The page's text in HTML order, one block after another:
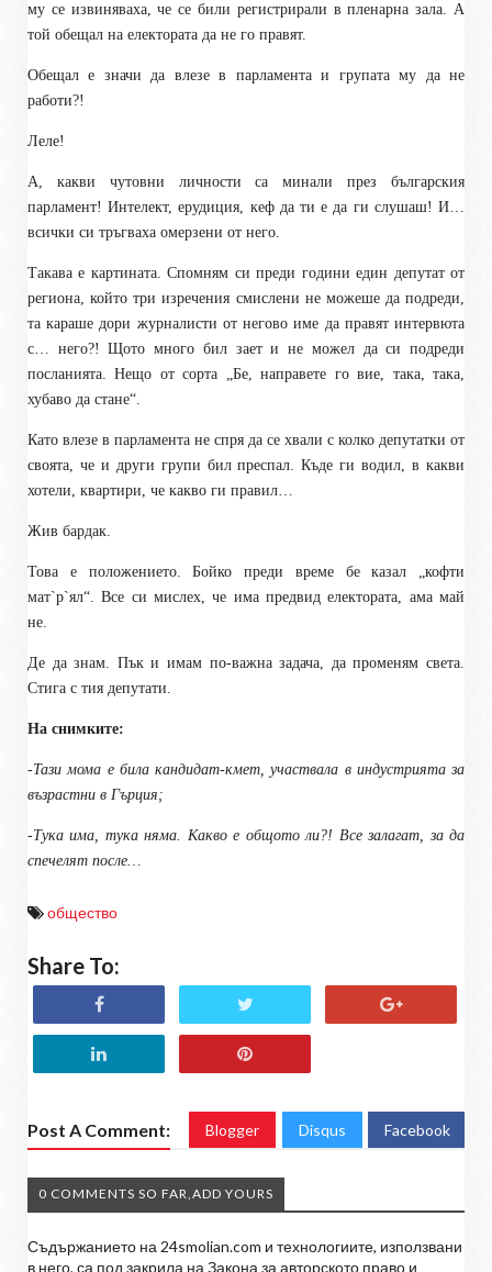
му се извиняваха, че се били регистрирали в пленарна зала. А
той обещал на електората да не го правят.
Обещал е значи да влезе в парламента и групата му да не
работи?!
Леле!
А, какви чутовни личности са минали през българския
парламент! Интелект, ерудиция, кеф да ти е да ги слушаш! И…
всички си тръгваха омерзени от него.
Такава е картината. Спомням си преди години един депутат от
региона, който три изречения смислени не можеше да подреди,
та караше дори журналисти от негово име да правят интервюта
с… него?! Щото много бил зает и не можел да си подреди
посланията. Нещо от сорта „Бе, направете го вие, така, така,
хубаво да стане“.
Като влезе в парламента не спря да се хвали с колко депутатки от
своята, че и други групи бил преспал. Къде ги водил, в какви
хотели, квартири, че какво ги правил…
Жив бардак.
Това е положението. Бойко преди време бе казал „кофти
мат`р`ял“. Все си мислех, че има предвид електората, ама май
не.
Де да знам. Пък и имам по-важна задача, да променям света.
Стига с тия депутати.
На снимките:
-Тази мома е била кандидат-кмет, участвала в индустрията за
възрастни в Гърция;
-Тука има, тука няма. Какво е общото ли?! Все залагат, за да
спечелят после…
общество
Share To:
Post A Comment: Blogger Disqus Facebook
0 COMMENTS SO FAR,ADD YOURS
Съдържанието на 24smolian.com и технологиите, използвани
в него, са под закрила на Закона за авторското право и